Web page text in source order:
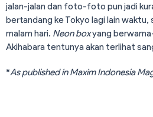
jalan-jalan dan foto-foto pun jadi
bertandang ke Tokyo lagi lain
malam hari. Neon boxyang
Akihabara tentunya akan terlihat
*As published in Maxim Indonesia